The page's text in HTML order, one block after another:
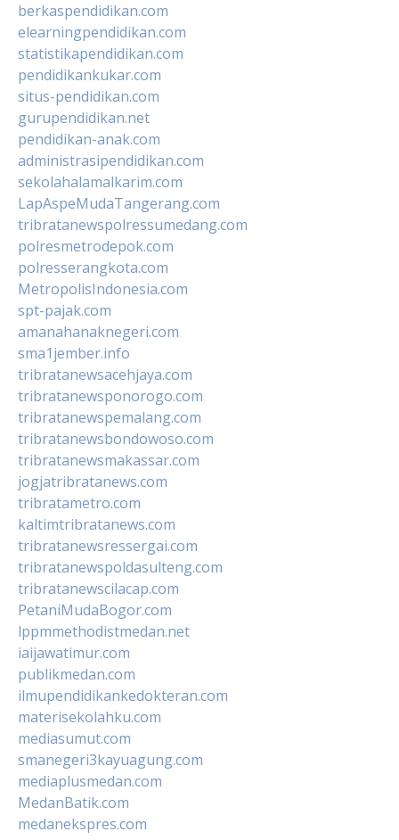
berkaspendidikan.com
elearningpendidikan.com
statistikapendidikan.com
pendidikankukar.com
situs-pendidikan.com
gurupendidikan.net
pendidikan-anak.com
administrasipendidikan.com
sekolahalamalkarim.com
LapAspeMudaTangerang.com
tribratanewspolressumedang.com
polresmetrodepok.com
polresserangkota.com
MetropolisIndonesia.com
spt-pajak.com
amanahanaknegeri.com
sma1jember.info
tribratanewsacehjaya.com
tribratanewsponorogo.com
tribratanewspemalang.com
tribratanewsbondowoso.com
tribratanewsmakassar.com
jogjatribratanews.com
tribratametro.com
kaltimtribratanews.com
tribratanewsressergai.com
tribratanewspoldasulteng.com
tribratanewscilacap.com
PetaniMudaBogor.com
lppmmethodistmedan.net
iaijawatimur.com
publikmedan.com
ilmupendidikankedokteran.com
materisekolahku.com
mediasumut.com
smanegeri3kayuagung.com
mediaplusmedan.com
MedanBatik.com
medanekspres.com